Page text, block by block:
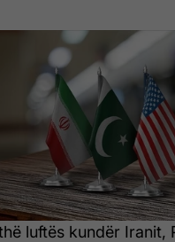
luftës kundër Iranit,